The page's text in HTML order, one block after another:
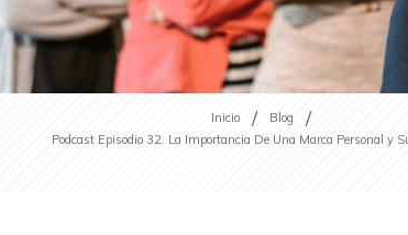
Inicio / Blog /
Podcast Episodio 32: La Importancia De Una Marca Personal y